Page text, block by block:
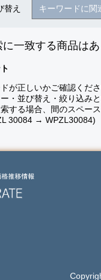
替え
一致する商品はあ
が正しいかご確認くださ
・並び替え・絞り込み
する場合、間のスペー
30084 → WPZL30084)